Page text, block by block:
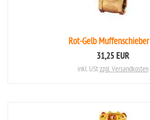
Rot-Gelb
31,25 EUR
inkl. UStzzgl. Versandkosten